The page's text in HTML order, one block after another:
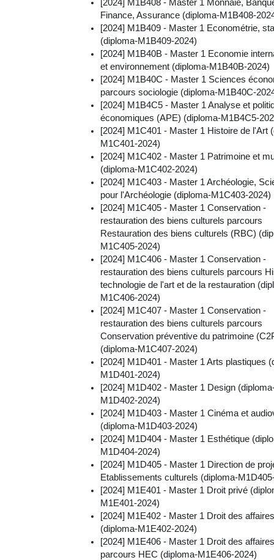
[2024] M1B408 - Master 1 Monnaie,
Finance, Assurance (diploma-M1B408-
[2024] M1B409 - Master 1 Econométrie,
(diploma-M1B409-2024)
[2024] M1B40B - Master 1 Economie
et environnement (diploma-M1B40B-2024)
[2024] M1B40C - Master 1 Sciences
parcours sociologie (diploma-M1B40C-
[2024] M1B4C5 - Master 1 Analyse et
économiques (APE) (diploma-M1B4C5-
[2024] M1C401 - Master 1 Histoire de l'Art
M1C401-2024)
[2024] M1C402 - Master 1 Patrimoine et
(diploma-M1C402-2024)
[2024] M1C403 - Master 1 Archéologie,
pour l'Archéologie (diploma-M1C403-2024)
[2024] M1C405 - Master 1 Conservation -
restauration des biens culturels parcours
Restauration des biens culturels (RBC)
M1C405-2024)
[2024] M1C406 - Master 1 Conservation -
restauration des biens culturels parcours
technologie de l'art et de la restauration
M1C406-2024)
[2024] M1C407 - Master 1 Conservation -
restauration des biens culturels parcours
Conservation préventive du patrimoine
(diploma-M1C407-2024)
[2024] M1D401 - Master 1 Arts plastiques
M1D401-2024)
[2024] M1D402 - Master 1 Design
M1D402-2024)
[2024] M1D403 - Master 1 Cinéma et
(diploma-M1D403-2024)
[2024] M1D404 - Master 1 Esthétique
M1D404-2024)
[2024] M1D405 - Master 1 Direction de
Etablissements culturels (diploma-
[2024] M1E401 - Master 1 Droit privé
M1E401-2024)
[2024] M1E402 - Master 1 Droit des affaires
(diploma-M1E402-2024)
[2024] M1E406 - Master 1 Droit des affaires
parcours HEC (diploma-M1E406-2024)